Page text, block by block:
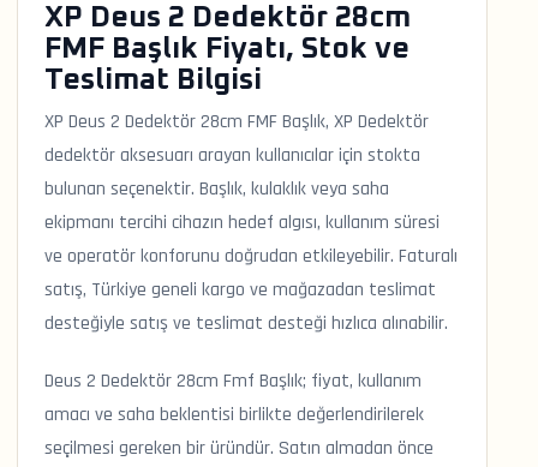
XP Deus 2 Dedektör 28cm
FMF Başlık Fiyatı, Stok ve
Teslimat Bilgisi
XP Deus 2 Dedektör 28cm FMF Başlık, XP Dedektör
dedektör aksesuarı arayan kullanıcılar için stokta
bulunan seçenektir. Başlık, kulaklık veya saha
ekipmanı tercihi cihazın hedef algısı, kullanım süresi
ve operatör konforunu doğrudan etkileyebilir. Faturalı
satış, Türkiye geneli kargo ve mağazadan teslimat
desteğiyle satış ve teslimat desteği hızlıca alınabilir.
Deus 2 Dedektör 28cm Fmf Başlık; fiyat, kullanım
amacı ve saha beklentisi birlikte değerlendirilerek
seçilmesi gereken bir üründür. Satın almadan önce